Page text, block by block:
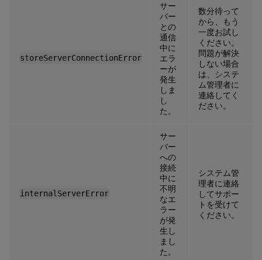
storeServerConnectionError
サー
バー
との
通信
中に
エラ
ーが
発生
しま
し
た。
数分待って
から、もう
一度お試し
ください。
問題が解決
しない場合
は、システ
ム管理者に
連絡してく
ださい。
internalServerError
サー
バー
への
接続
中に
不明
なエ
ラー
が発
生し
まし
た。
システム管
理者に連絡
してサポー
トを受けて
ください。